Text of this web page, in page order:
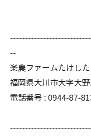
--
楽農ファームたけした
福岡県大川市大字大
電話番号 : 0944-87-